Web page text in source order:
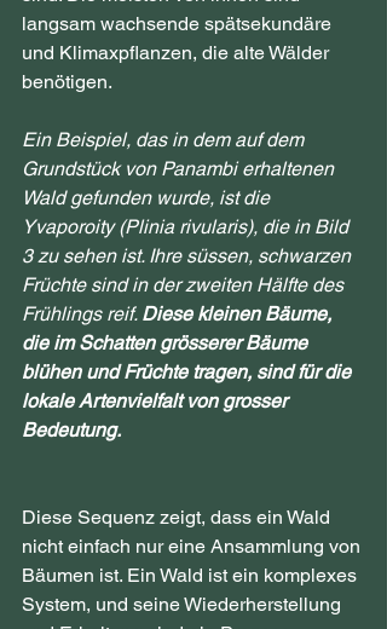
langsam wachsende spätsekundäre
und Klimaxpflanzen, die alte Wälder
benötigen.
Ein Beispiel, das in dem auf dem
Grundstück von Panambi erhaltenen
Wald gefunden wurde, ist die
Yvaporoity (Plinia rivularis), die in Bild
3 zu sehen ist. Ihre süssen, schwarzen
Früchte sind in der zweiten Hälfte des
Frühlings reif. Diese kleinen Bäume,
die im Schatten grösserer Bäume
blühen und Früchte tragen, sind für die
lokale Artenvielfalt von grosser
Bedeutung.
Diese Sequenz zeigt, dass ein Wald
nicht einfach nur eine Ansammlung von
Bäumen ist. Ein Wald ist ein komplexes
System, und seine Wiederherstellung